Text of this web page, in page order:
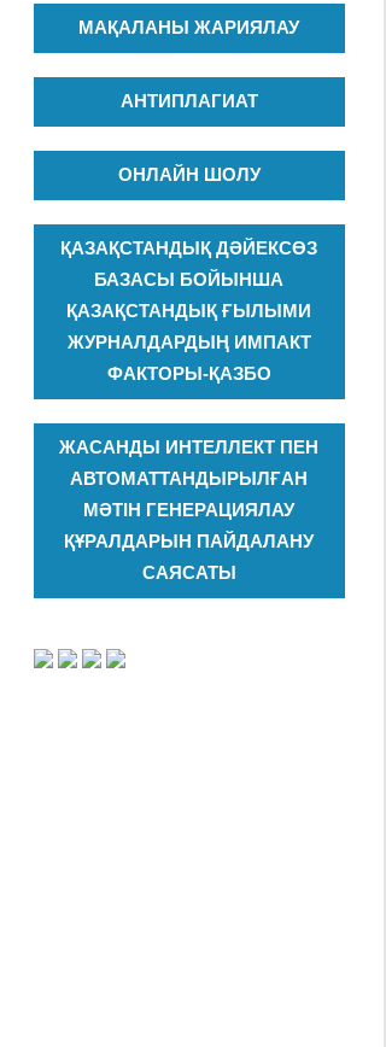
МАҚАЛАНЫ ЖАРИЯЛАУ
АНТИПЛАГИАТ
ОНЛАЙН ШОЛУ
ҚАЗАҚСТАНДЫҚ ДӘЙЕКСӨЗ
БАЗАСЫ БОЙЫНША
ҚАЗАҚСТАНДЫҚ ҒЫЛЫМИ
ЖУРНАЛДАРДЫҢ ИМПАКТ
ФАКТОРЫ-ҚАЗБО
ЖАСАНДЫ ИНТЕЛЛЕКТ ПЕН
АВТОМАТТАНДЫРЫЛҒАН
МӘТІН ГЕНЕРАЦИЯЛАУ
ҚҰРАЛДАРЫН ПАЙДАЛАНУ
САЯСАТЫ